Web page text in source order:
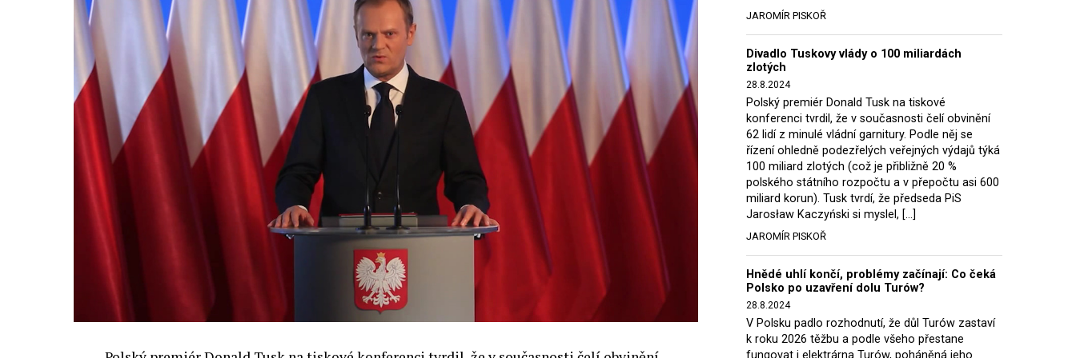
oblastí. Fórum AI bude zahrnovat vyhrazenou tematickou trať skládající se z panelů,
prezentací, workshopů a speciálních akcí. Budou diskutovány klíčové otázky vlivu umělé
inteligence ve společnosti, ale i v sektoru veřejných a komerčních služeb. Budou se
diskutovat problémy a výzvy, kterým bude muset trh čelit tváří v tvář zásadním
technologickým změnám. Účastníci fóra také zváží, do jaké míry investice do vědeckého
výzkumu a moderních technologií umělé inteligence v mnoha oblastech života umožní
Evropské unii obnovit konkurenceschopnost ve vztahu ke globálním ekonomikám a
nutnosti zajistit bezpečnost evropských zemí.
JAROMÍR PISKOŘ
Divadlo Tuskovy vlády o 100 miliardách
zlotých
28.8.2024
Polský premiér Donald Tusk na tiskové
konferenci tvrdil, že v současnosti čelí obvinění
62 lidí z minulé vládní garnitury. Podle něj se
řízení ohledně podezřelých veřejných výdajů týká
100 miliard zlotých (což je přibližně 20 %
polského státního rozpočtu a v přepočtu asi 600
miliard korun). Tusk tvrdí, že předseda PiS
Jarosław Kaczyński si myslel, […]
JAROMÍR PISKOŘ
Hnědé uhlí končí, problémy začínají: Co čeká
Polsko po uzavření dolu Turów?
28.8.2024
V Polsku padlo rozhodnutí, že důl Turów zastaví
k roku 2026 těžbu a podle všeho přestane
fungovat i elektrárna Turów, poháněná jeho